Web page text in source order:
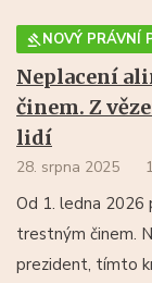
NOVÝ PRÁVNÍ
Neplacení
činem. Z
lidí
28. srpna 2025
Od 1. ledna 2026
trestným činem.
prezident, tímto